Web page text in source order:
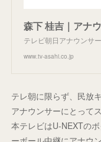
森下 桂吉｜アナ
テレビ朝日アナウンサ
www.tv-asahi.co.jp
テレ朝に限らず、民放
アナウンサーにとって
本テレビはU-NEXTの